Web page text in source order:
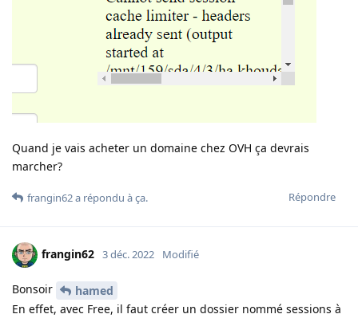
Quand je vais acheter un domaine chez OVH ça devrais
marcher?
Répondre
frangin62a répondu à ça.
frangin62 3 déc. 2022 Modifié
Bonsoir
hamed
En effet, avec Free, il faut créer un dossier nommé sessions à